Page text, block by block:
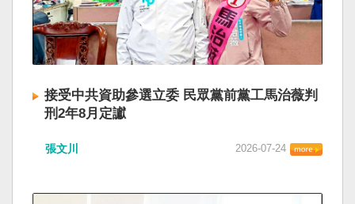
接受中共資助參選立委 民眾黨前黨工馬治薇判
刑2年8月定讞
張文川 2026-07-24